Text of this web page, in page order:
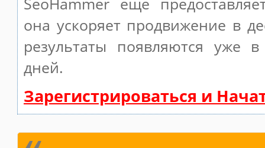
она ускоряет продвижение в
результаты появляются уже
дней.
Зарегистрироваться и